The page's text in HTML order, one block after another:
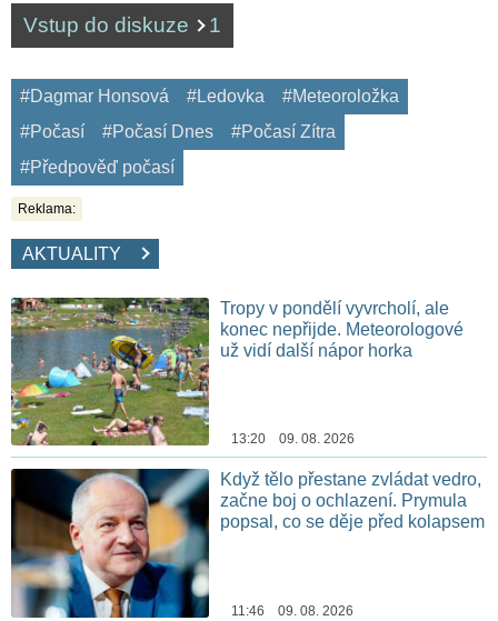
Vstup do diskuze 1
#Dagmar Honsová #Ledovka
#Meteoroložka
#Počasí
#Počasí Dnes
#Počasí Zítra
#Předpověď počasí
Reklama:
AKTUALITY
Tropy v pondělí vyvrcholí, ale
konec nepřijde. Meteorologové
už vidí další nápor horka
13:20 09. 08. 2026
Když tělo přestane zvládat vedro,
začne boj o ochlazení. Prymula
popsal, co se děje před kolapsem
11:46 09. 08. 2026